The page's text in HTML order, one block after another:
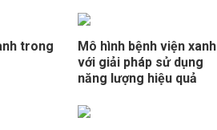
trong
Mô hình bệnh viện xanh
với giải pháp sử dụng
năng lượng hiệu quả